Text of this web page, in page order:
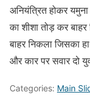
अनियंत्रित होकर
का शीशा तोड़ कर
बाहर निकला जिसका
और कार पर सवार दो
Categories: Main